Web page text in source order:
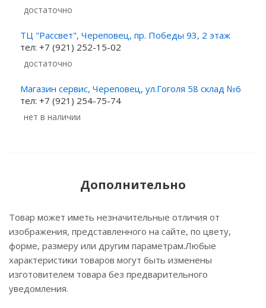
Достаточно
ТЦ "Рассвет", Череповец, пр. Победы 93, 2 этаж
тел: +7 (921) 252-15-02
Достаточно
Магазин сервис, Череповец, ул.Гоголя 58 склад №6
тел: +7 (921) 254-75-74
Нет в наличии
Дополнительно
Товар может иметь незначительные отличия от
изображения, представленного на сайте, по цвету,
форме, размеру или другим параметрам.Любые
характеристики товаров могут быть изменены
изготовителем товара без предварительного
уведомления.